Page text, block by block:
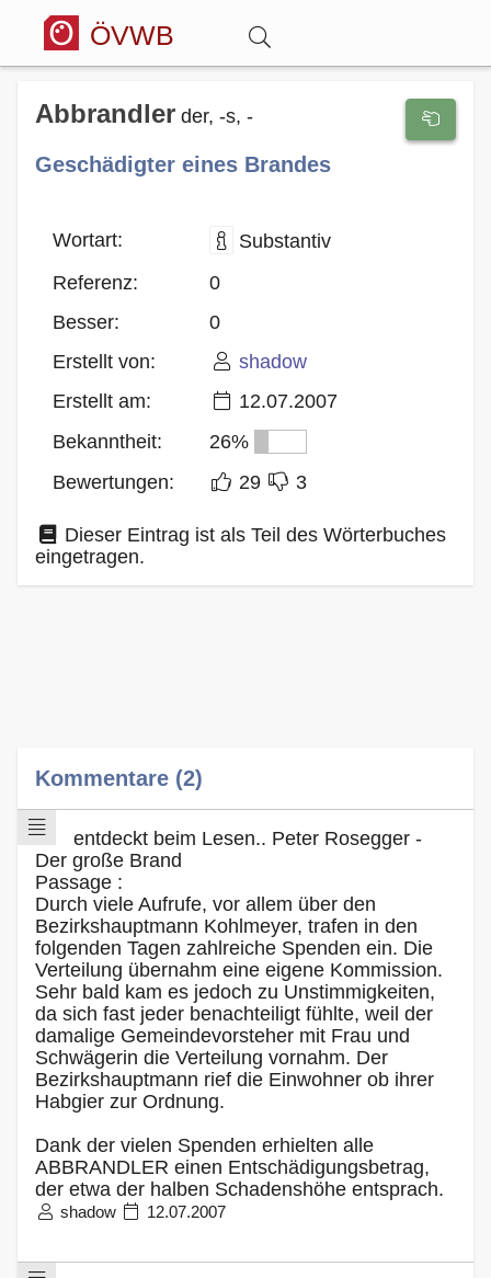
ÖVWB
Anmelden
Wörterbuch
Hitparade
Blog
Abbrandler der, -s, -
Geschädigter eines Brandes
Wortart:
Substantiv
Referenz:
0
Besser:
0
Erstellt von:
shadow
Erstellt am:
12.07.2007
Bekanntheit:
26%
Bewertungen:
29 3
Dieser Eintrag ist als Teil des Wörterbuches
eingetragen.
Kommentare (2)
entdeckt beim Lesen.. Peter Rosegger -
Der große Brand
Passage :
Durch viele Aufrufe, vor allem über den
Bezirkshauptmann Kohlmeyer, trafen in den
folgenden Tagen zahlreiche Spenden ein. Die
Verteilung übernahm eine eigene Kommission.
Sehr bald kam es jedoch zu Unstimmigkeiten,
da sich fast jeder benachteiligt fühlte, weil der
damalige Gemeindevorsteher mit Frau und
Schwägerin die Verteilung vornahm. Der
Bezirkshauptmann rief die Einwohner ob ihrer
Habgier zur Ordnung.
Dank der vielen Spenden erhielten alle
ABBRANDLER einen Entschädigungsbetrag,
der etwa der halben Schadenshöhe entsprach.
shadow 12.07.2007